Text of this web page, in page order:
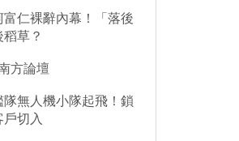
仁裸辭內幕！「落後
草？
方論壇
無人機小隊起飛！鎖
戶切入